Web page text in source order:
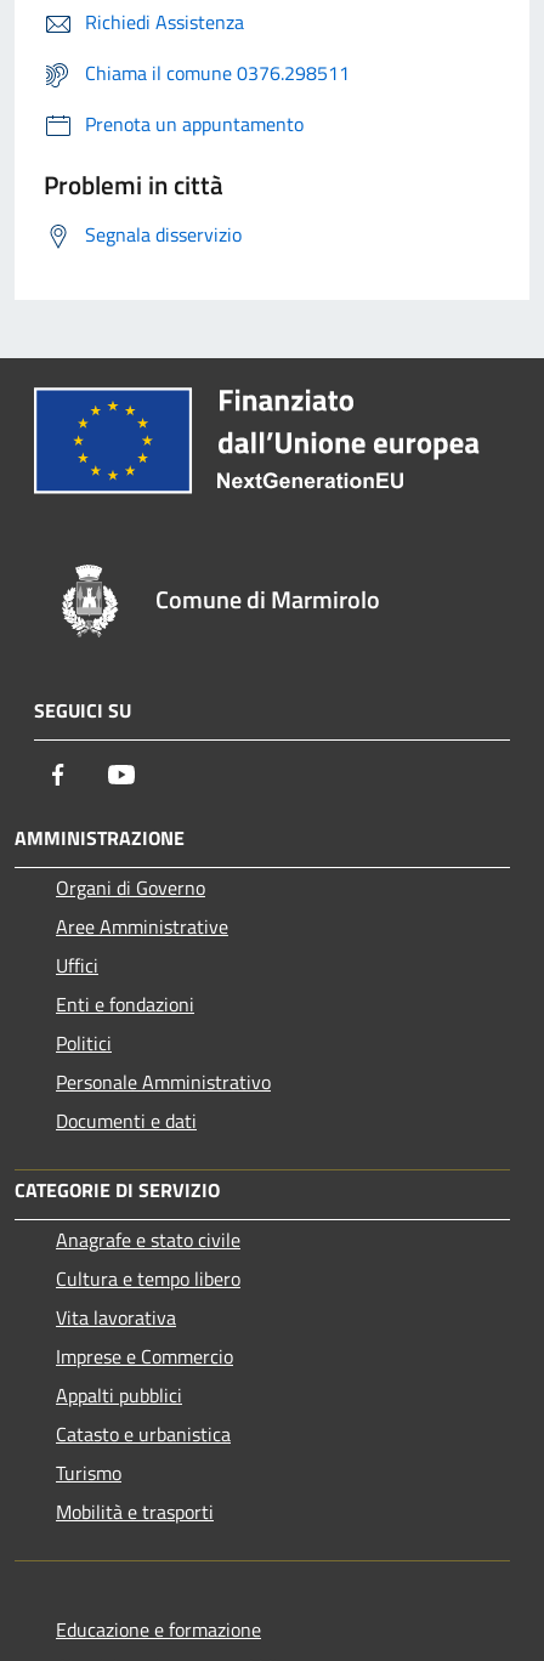
Richiedi Assistenza
Chiama il comune 0376.298511
Prenota un appuntamento
Problemi in città
Segnala disservizio
Comune di Marmirolo
SEGUICI SU
Facebook
AMMINISTRAZIONE
Organi di Governo
Aree Amministrative
Uffici
Enti e fondazioni
Politici
Personale Amministrativo
Documenti e dati
CATEGORIE DI SERVIZIO
Anagrafe e stato civile
Cultura e tempo libero
Vita lavorativa
Imprese e Commercio
Appalti pubblici
Catasto e urbanistica
Turismo
Mobilità e trasporti
Educazione e formazione